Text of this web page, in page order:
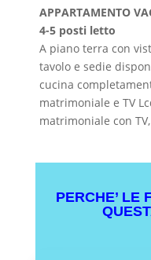
APPARTAMENTO
4-5 posti letto
A piano terra con
tavolo e sedie
cucina
matrimoniale e TV
matrimoniale con
PERCHE’ LE